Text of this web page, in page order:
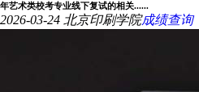
年艺术类校考专业线下复试的相关......
2026-03-24 北京印刷学院成绩查询